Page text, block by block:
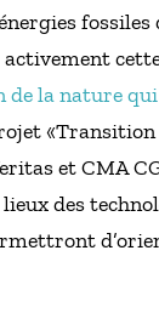
activement
la nature
et CMA
des